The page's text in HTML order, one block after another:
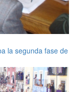
la segunda fase de